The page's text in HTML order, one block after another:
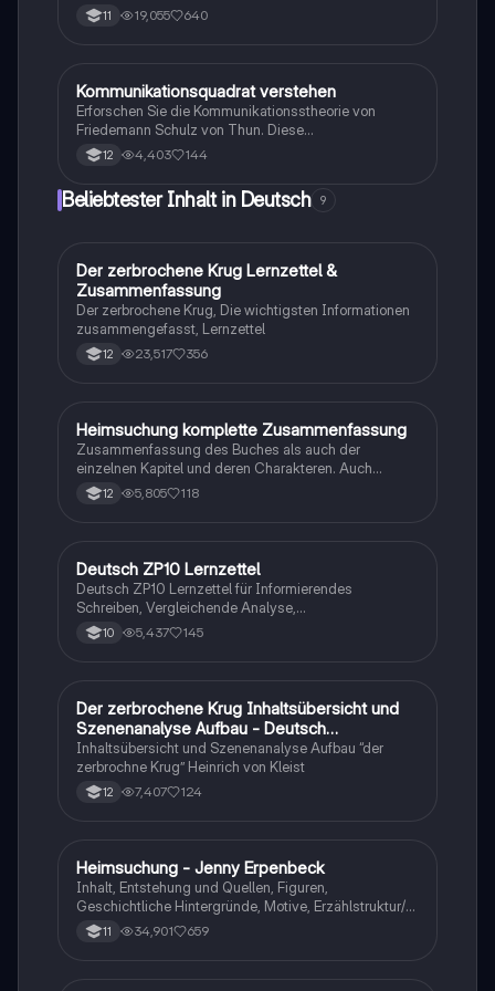
Axiome, ihre Bedeutung und bietet anschauliche
Beispiele, um Missverständnisse und Konflikte in der
11 19,055 640
Deutsch
Kommunikationsquadrat verstehen
Erforschen Sie die Kommunikationsstheorie von
Friedemann Schulz von Thun. Diese
Zusammenfassung erklärt die vier Seiten einer
Nachricht: Selbstkundgabe, Sachinhalt,
Beziehungshinweis und Appell, und illustriert die
Konzepte anhand eines praktischen Beispiels. Ideal
12 4,403 144
Beliebtester Inhalt in Deutsch 9
Deutsch
Der zerbrochene Krug Lernzettel &
Zusammenfassung
Der zerbrochene Krug, Die wichtigsten Informationen
zusammengefasst, Lernzettel
12 23,517 356
Deutsch
Heimsuchung komplette Zusammenfassung
Zusammenfassung des Buches als auch der
einzelnen Kapitel und deren Charakteren. Auch
tabellarisch. Im Unterricht ohne KI erstellt
12 5,805 118
Deutsch
Deutsch ZP10 Lernzettel
Deutsch ZP10 Lernzettel für Informierendes
Schreiben, Vergleichende Analyse,
Sachtexte/Roman/Gedicht..
10 5,437 145
Deutsch
Der zerbrochene Krug Inhaltsübersicht und
Szenenanalyse Aufbau - Deutsch
Q1/Q2/Abitur
Inhaltsübersicht und Szenenanalyse Aufbau “der
zerbrochne Krug” Heinrich von Kleist
12 7,407 124
Deutsch
Heimsuchung - Jenny Erpenbeck
Inhalt, Entstehung und Quellen, Figuren,
Geschichtliche Hintergründe, Motive, Erzählstruktur/-
stil 11 34,901 659